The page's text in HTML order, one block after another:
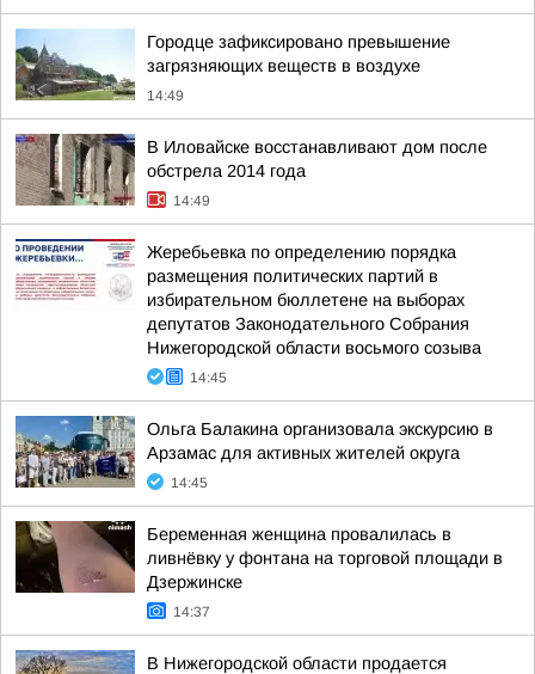
Городце зафиксировано превышение
загрязняющих веществ в воздухе
14:49
В Иловайске восстанавливают дом после
обстрела 2014 года
14:49
Жеребьевка по определению порядка
размещения политических партий в
избирательном бюллетене на выборах
депутатов Законодательного Собрания
Нижегородской области восьмого созыва
14:45
Ольга Балакина организовала экскурсию в
Арзамас для активных жителей округа
14:45
Беременная женщина провалилась в
ливнёвку у фонтана на торговой площади в
Дзержинске
14:37
В Нижегородской области продается